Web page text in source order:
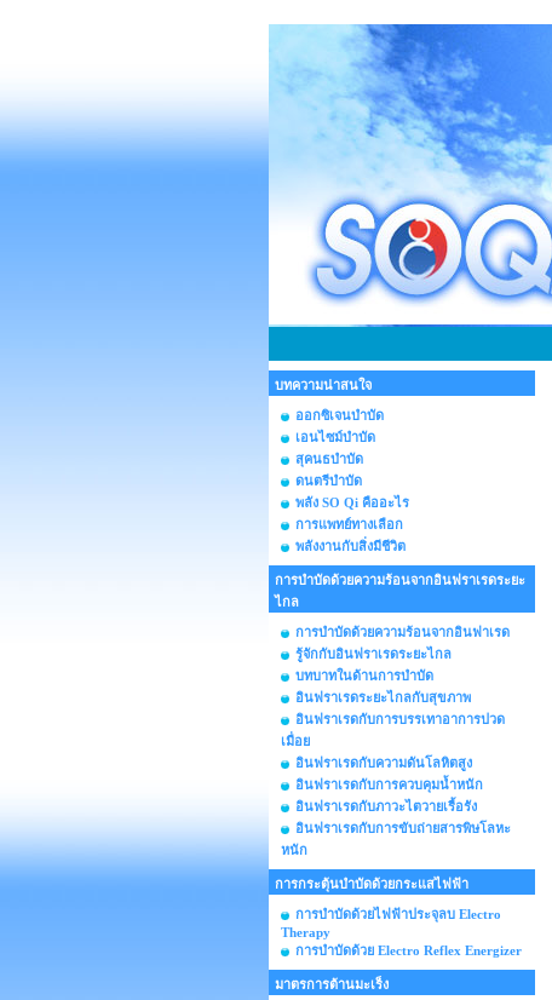
บทความน่าสนใจ
ออกซิเจนบำบัด
เอนไซม์บำบัด
สุคนธบำบัด
ดนตรีบำบัด
พลัง SO Qi คืออะไร
การแพทย์ทางเลือก
พลังงานกับสิ่งมีชีวิต
การบำบัดด้วยความร้อนจากอินฟราเรดระยะ
ไกล
การบำบัดด้วยความร้อนจากอินฟาเรด
รู้จักกับอินฟราเรดระยะไกล
บทบาทในด้านการบำบัด
อินฟราเรดระยะไกลกับสุขภาพ
อินฟราเรดกับการบรรเทาอาการปวด
เมื่อย
อินฟราเรดกับความดันโลหิตสูง
อินฟราเรดกับการควบคุมน้ำหนัก
อินฟราเรดกับภาวะไตวายเรื้อรัง
อินฟราเรดกับการขับถ่ายสารพิษโลหะ
หนัก
การกระตุ้นบำบัดด้วยกระแสไฟฟ้า
การบำบัดด้วยไฟฟ้าประจุลบ Electro
Therapy
การบำบัดด้วย Electro Reflex Energizer
มาตรการต้านมะเร็ง